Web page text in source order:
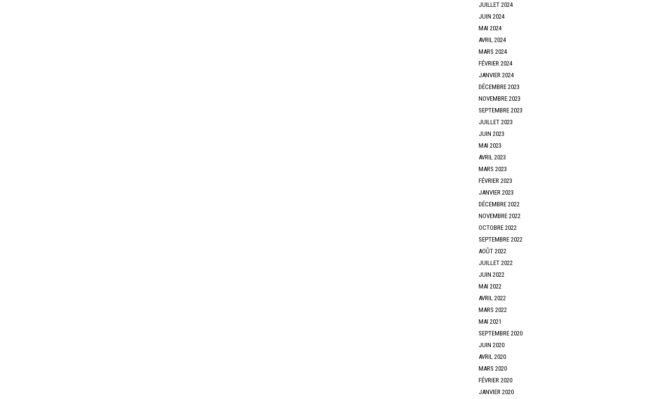
JUILLET 2024
JUIN 2024
MAI 2024
AVRIL 2024
MARS 2024
FÉVRIER 2024
JANVIER 2024
DÉCEMBRE 2023
NOVEMBRE 2023
SEPTEMBRE 2023
JUILLET 2023
JUIN 2023
MAI 2023
AVRIL 2023
MARS 2023
FÉVRIER 2023
JANVIER 2023
DÉCEMBRE 2022
NOVEMBRE 2022
OCTOBRE 2022
SEPTEMBRE 2022
AOÛT 2022
JUILLET 2022
JUIN 2022
MAI 2022
AVRIL 2022
MARS 2022
MAI 2021
SEPTEMBRE 2020
JUIN 2020
AVRIL 2020
MARS 2020
FÉVRIER 2020
JANVIER 2020